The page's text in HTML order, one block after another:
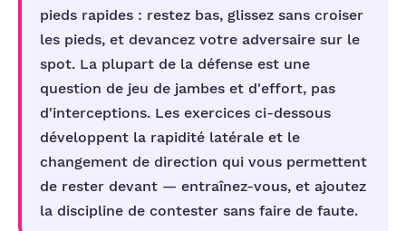
pieds rapides : restez bas, glissez sans croiser
les pieds, et devancez votre adversaire sur le
spot. La plupart de la défense est une
question de jeu de jambes et d'effort, pas
d'interceptions. Les exercices ci-dessous
développent la rapidité latérale et le
changement de direction qui vous permettent
de rester devant — entraînez-vous, et ajoutez
la discipline de contester sans faire de faute.